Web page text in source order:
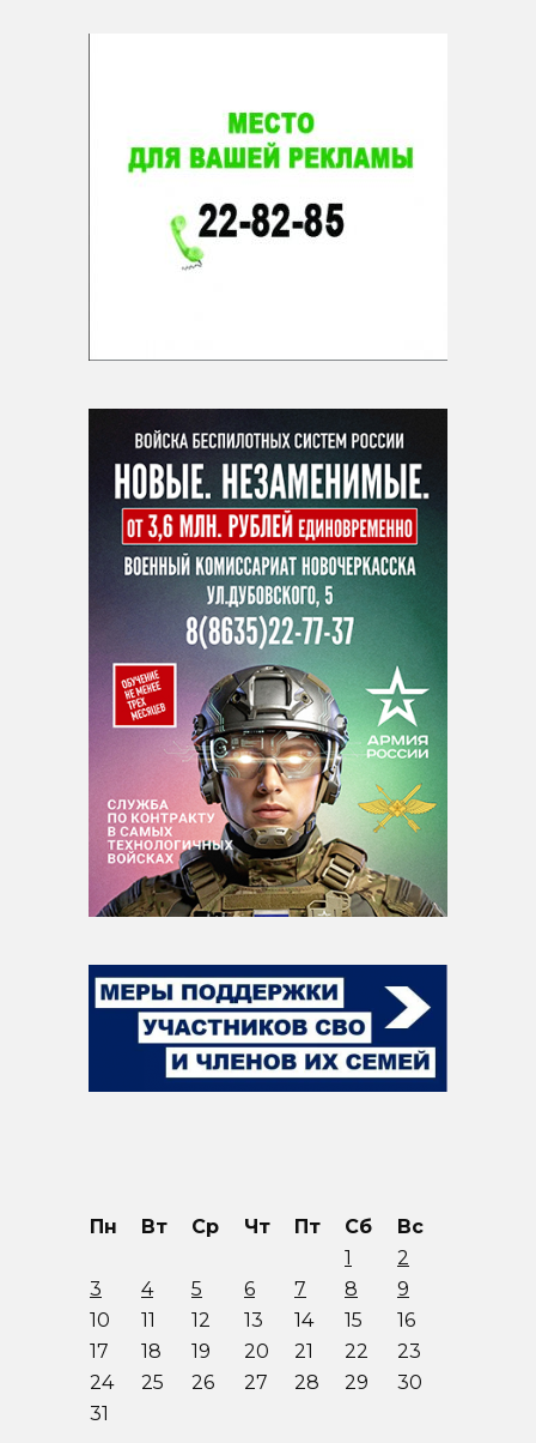
Пн Вт Ср Чт Пт Сб
Вс
1
2
3
4 5 6 7 8
9
10
11 12 13 14 15
16
17
18 19 20 21 22
23
24
25 26 27 28 29
30
31